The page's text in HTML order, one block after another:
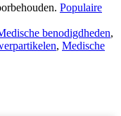
Populaire
benodigdheden,
, Medische